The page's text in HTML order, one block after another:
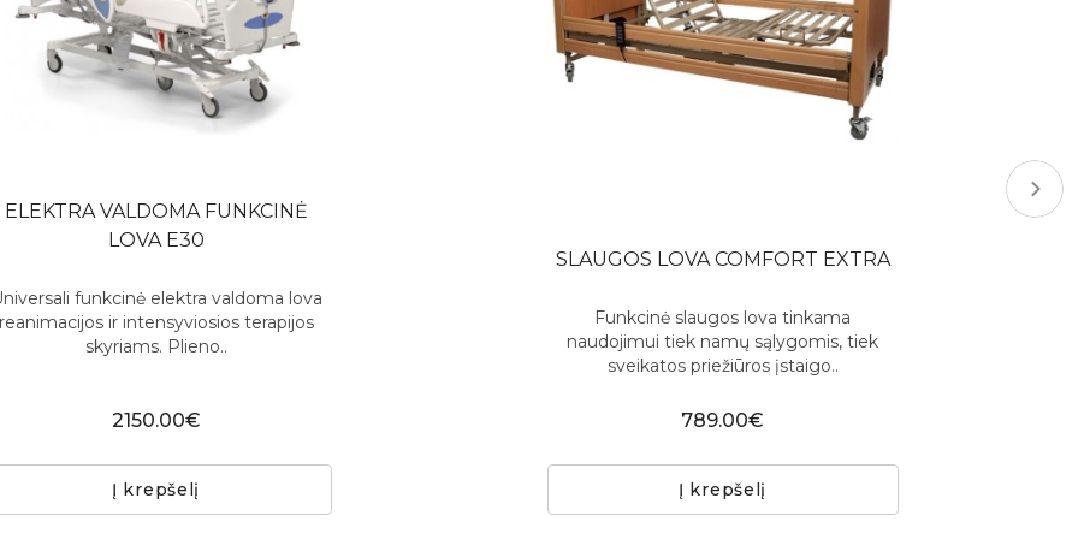
ELEKTRA VALDOMA FUNKCINĖ
LOVA E30
funkcinė elektra valdoma lova
reanimacijos ir intensyviosios terapijos
skyriams. Plieno..
2150.00€
Į krepšelį
SLAUGOS LOVA COMFORT EXTRA
Funkcinė slaugos lova tinkama
naudojimui tiek namų sąlygomis, tiek
sveikatos priežiūros įstaigo..
789.00€
Į krepšelį